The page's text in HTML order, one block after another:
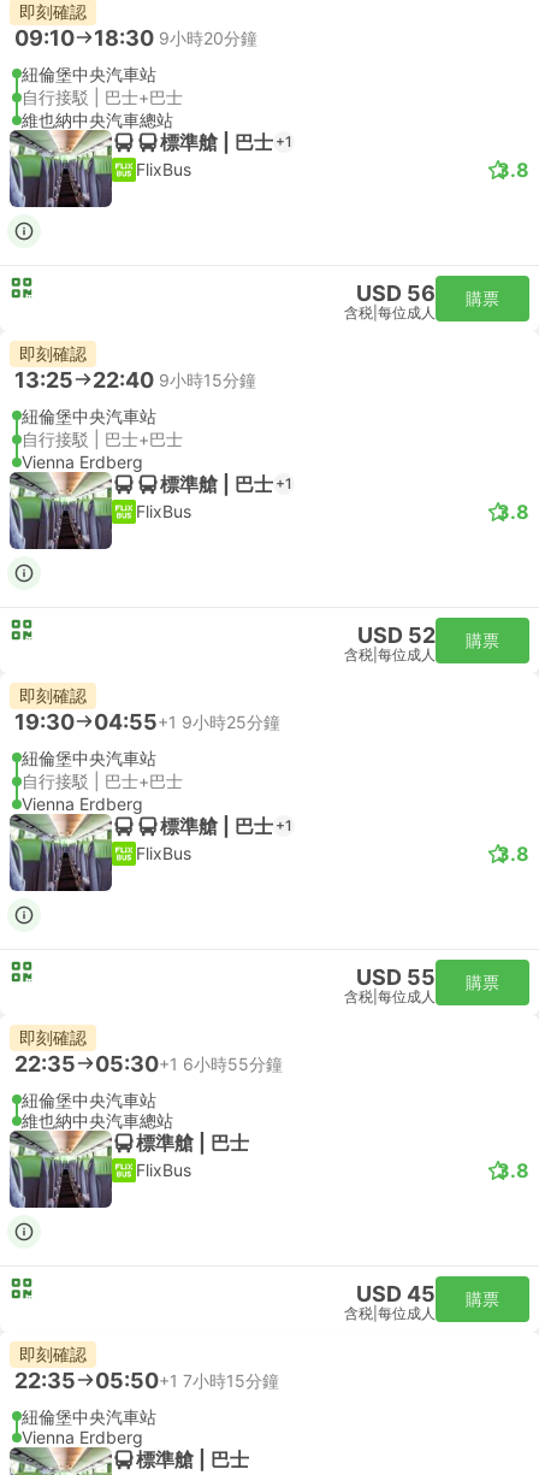
即刻確認
09:10 18:30 9小時20分鐘
紐倫堡中央汽車站
自行接駁 | 巴士+巴士
維也納中央汽車總站
標準艙 | 巴士 +1
FlixBus 3.8
USD 56
含税 每位成人
購票
即刻確認
13:25 22:40 9小時15分鐘
紐倫堡中央汽車站
自行接駁 | 巴士+巴士
Vienna Erdberg
標準艙 | 巴士 +1
FlixBus 3.8
USD 52
含税 每位成人
購票
即刻確認
19:30 04:55+1 9小時25分鐘
紐倫堡中央汽車站
自行接駁 | 巴士+巴士
Vienna Erdberg
標準艙 | 巴士 +1
FlixBus 3.8
USD 55
含税 每位成人
購票
即刻確認
22:35 05:30+1 6小時55分鐘
紐倫堡中央汽車站
維也納中央汽車總站
標準艙 | 巴士
FlixBus 3.8
USD 45
含税 每位成人
購票
即刻確認
22:35 05:50+1 7小時15分鐘
紐倫堡中央汽車站
Vienna Erdberg
標準艙 | 巴士